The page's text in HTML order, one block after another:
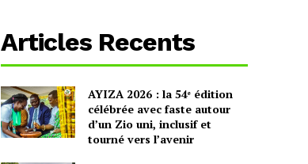
Articles Recents
AYIZA 2026 : la 54ᵉ édition
célébrée avec faste autour
d’un Zio uni, inclusif et
tourné vers l’avenir